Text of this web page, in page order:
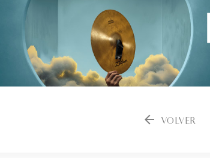
arrow_back VOLVER